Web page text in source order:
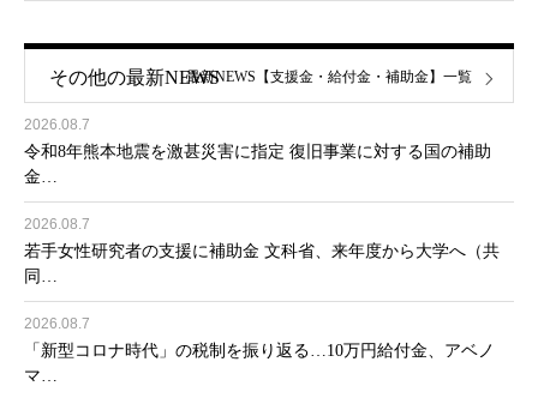
その他の最新NEWS
2026.08.7
令和8年熊本地震を激甚災害に指定 復旧事業に対する国の補助
金…
2026.08.7
若手女性研究者の支援に補助金 文科省、来年度から大学へ（共
同…
2026.08.7
「新型コロナ時代」の税制を振り返る…10万円給付金、アベノ
マ…
最新NEWS【支援金・給付金・補助金】一覧